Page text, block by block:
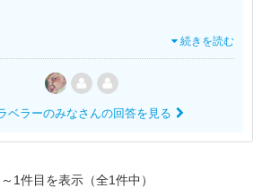
続きを読む
ベラーのみなさんの回答を見る
1件目を表示（全1件中）